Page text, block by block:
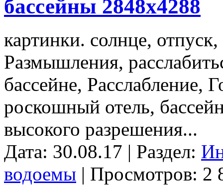
бассейны 2848x4288
картинки. солнце,
Размышления,
бассейне, Расслабление,
роскошный отель,
высокого разрешения...
Дата: 30.08.17 | Раздел:
водоемы | Просмотров: 2